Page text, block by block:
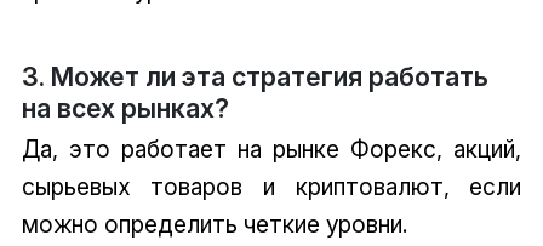
3. Может ли эта стратегия работать
на всех рынках?
Да, это работает на рынке Форекс, акций,
сырьевых товаров и криптовалют, если
можно определить четкие уровни.